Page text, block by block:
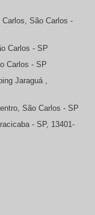
São Carlos -
Carlos - SP
Carlos - SP
Jaraguá ,
São Carlos - SP
- SP, 13401-